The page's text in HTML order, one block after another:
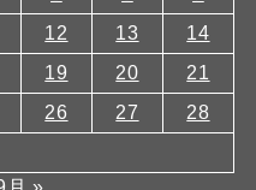
12 13
14
19 20
21
26 27
28